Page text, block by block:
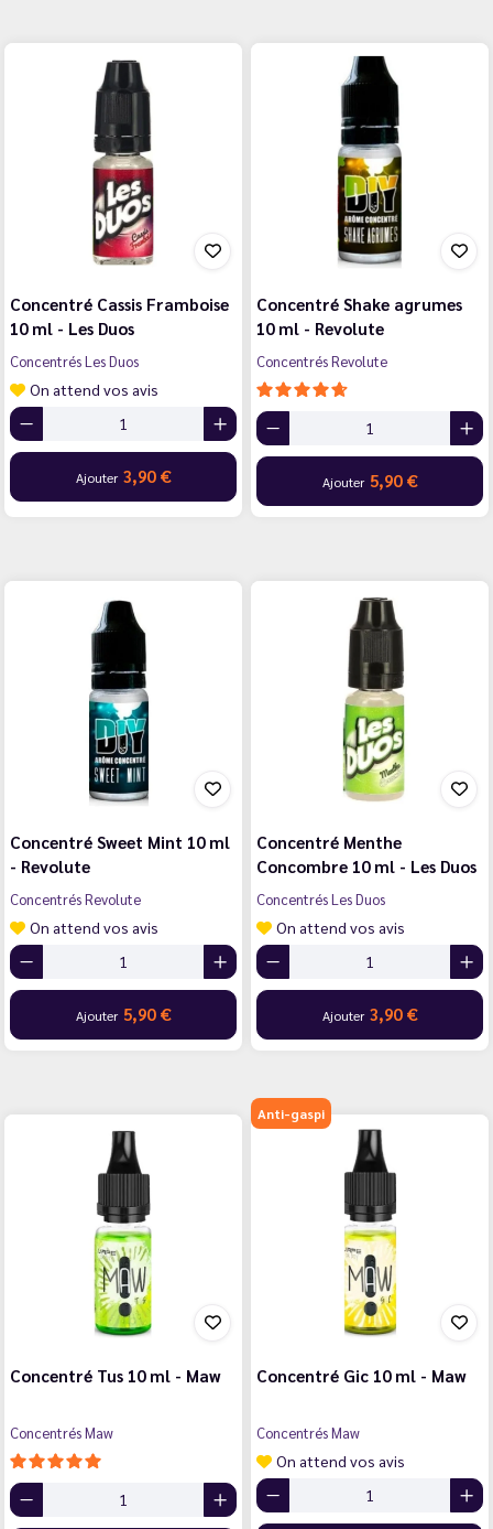
Concentré Cassis Framboise
10 ml - Les Duos
Concentrés Les Duos
On attend vos avis
Ajouter 3,90 €
Concentré Shake agrumes
10 ml - Revolute
Concentrés Revolute
Ajouter 5,90 €
Concentré Sweet Mint 10 ml
- Revolute
Concentrés Revolute
On attend vos avis
Ajouter 5,90 €
Concentré Menthe
Concombre 10 ml - Les Duos
Concentrés Les Duos
On attend vos avis
Ajouter 3,90 €
Concentré Tus 10 ml - Maw
Concentrés Maw
Anti-gaspi
Concentré Gic 10 ml - Maw
Concentrés Maw
On attend vos avis